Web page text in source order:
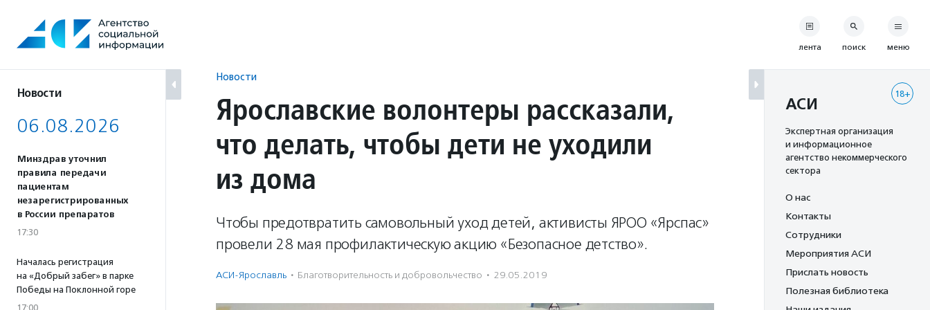
содержанию
Новости
06.08.2026
Минздрав уточнил
правила передачи
пациентам
незарегистрированных
в России препаратов
17:30
Началась регистрация
на «Добрый забег» в парке
Победы на Поклонной горе
17:00
Новости
Ярославские волонтеры рассказали,
что делать, чтобы дети не уходили
из дома
Чтобы предотвратить самовольный уход детей, активисты ЯРОО «Ярспас»
провели 28 мая профилактическую акцию «Безопасное детство».
АСИ-Ярославль · Благотвори­тель­ность и доброволь­чест­во · 29.05.2019
лента поиск меню
18+
АСИ
Экспертная организация
и информационное
агентство некоммерческого
сектора
О нас
Контакты
Сотрудники
Мероприятия АСИ
Прислать новость
Полезная библиотека